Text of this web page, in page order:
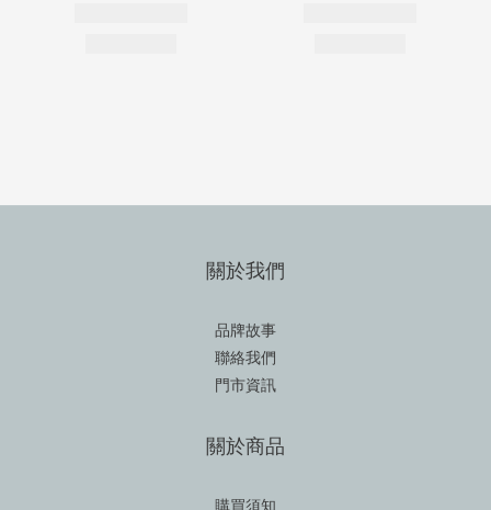
關於我們
品牌故事
聯絡我們
門市資訊
關於商品
購買須知